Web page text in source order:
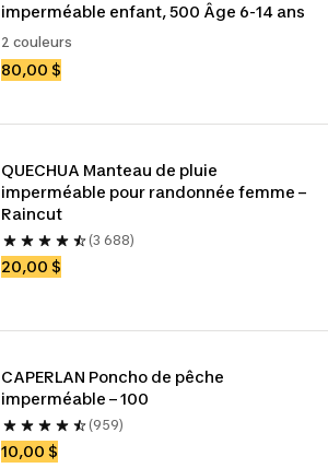
imperméable enfant, 500 Âge 6-14 ans
2 couleurs
80,00 $
QUECHUA Manteau de pluie
imperméable pour randonnée femme –
Raincut
(3 688)
20,00 $
CAPERLAN Poncho de pêche
imperméable – 100
(959)
10,00 $